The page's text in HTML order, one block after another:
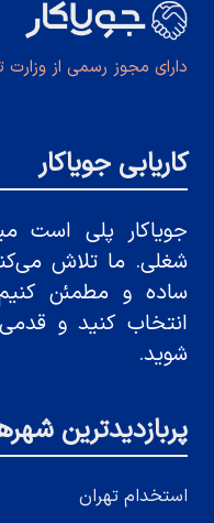
دارای مجوز رسمی از وزارت
کاریابی جویاکار
جویاکار پلی است
شغلی. ما تلاش
ساده و مطمئن
انتخاب کنید و
شوید.
پربازدیدترین
استخدام تهران